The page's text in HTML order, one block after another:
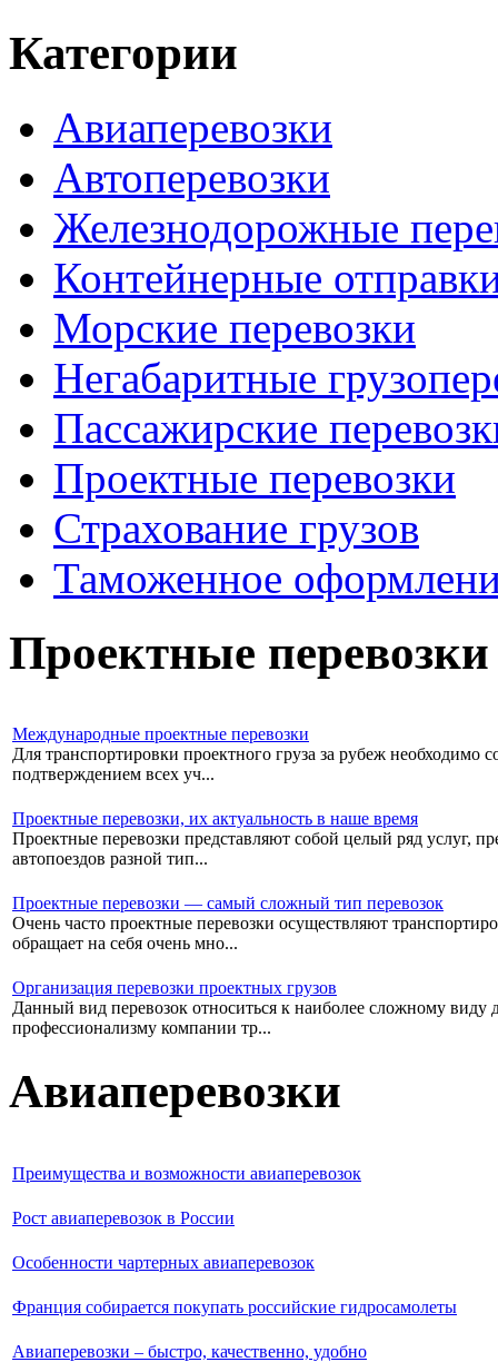
Категории
Авиаперевозки
Автоперевозки
Железнодорожные
Контейнерные
Морские перевозки
Негабаритные
Пассажирские
Проектные перевозки
Страхование грузов
Таможенное
Проектные перевозки
Международные проектные перевозки
Для транспортировки проектного груза за рубеж необходимо
подтверждением всех уч...
Проектные перевозки, их актуальность в наше время
Проектные перевозки представляют собой целый ряд услуг,
автопоездов разной тип...
Проектные перевозки — самый сложный тип перевозок
Очень часто проектные перевозки осуществляют
обращает на себя очень мно...
Организация перевозки проектных грузов
Данный вид перевозок относиться к наиболее сложному виду
профессионализму компании тр...
Авиаперевозки
Преимущества и возможности авиаперевозок
Рост авиаперевозок в России
Особенности чартерных авиаперевозок
Франция собирается покупать российские гидросамолеты
Авиаперевозки – быстро, качественно, удобно